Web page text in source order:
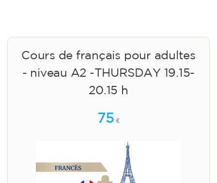
Cours de français pour adultes
- niveau A2 -THURSDAY 19.15-
20.15 h
75 €